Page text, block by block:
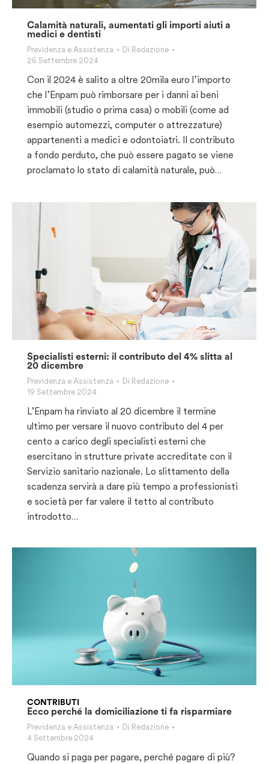
Calamità naturali, aumentati gli importi aiuti a
medici e dentisti
Previdenza e Assistenza Di Redazione
26 Settembre 2024
Con il 2024 è salito a oltre 20mila euro l’importo
che l’Enpam può rimborsare per i danni ai beni
immobili (studio o prima casa) o mobili (come ad
esempio automezzi, computer o attrezzature)
appartenenti a medici e odontoiatri. Il contributo
a fondo perduto, che può essere pagato se viene
proclamato lo stato di calamità naturale, può…
Specialisti esterni: il contributo del 4% slitta al
20 dicembre
Previdenza e Assistenza Di Redazione
19 Settembre 2024
L’Enpam ha rinviato al 20 dicembre il termine
ultimo per versare il nuovo contributo del 4 per
cento a carico degli specialisti esterni che
esercitano in strutture private accreditate con il
Servizio sanitario nazionale. Lo slittamento della
scadenza servirà a dare più tempo a professionisti
e società per far valere il tetto al contributo
introdotto…
CONTRIBUTI
Ecco perché la domiciliazione ti fa risparmiare
Previdenza e Assistenza Di Redazione
4 Settembre 2024
Quando si paga per pagare, perché pagare di più?